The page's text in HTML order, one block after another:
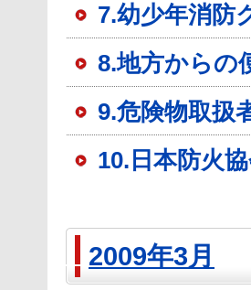
7.幼少年消防
8.地方からの
9.危険物取扱
10.日本防火
2009年3月